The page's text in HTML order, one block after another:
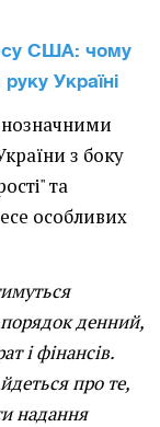
США: чому
Україні
з боку
та
особливих
порядок денний,
і фінансів.
про те,
надання